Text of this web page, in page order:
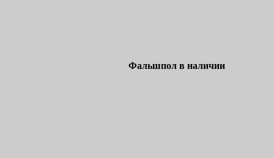
Фальшпол в наличии